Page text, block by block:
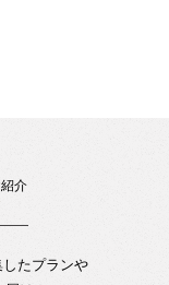
介
たプランや